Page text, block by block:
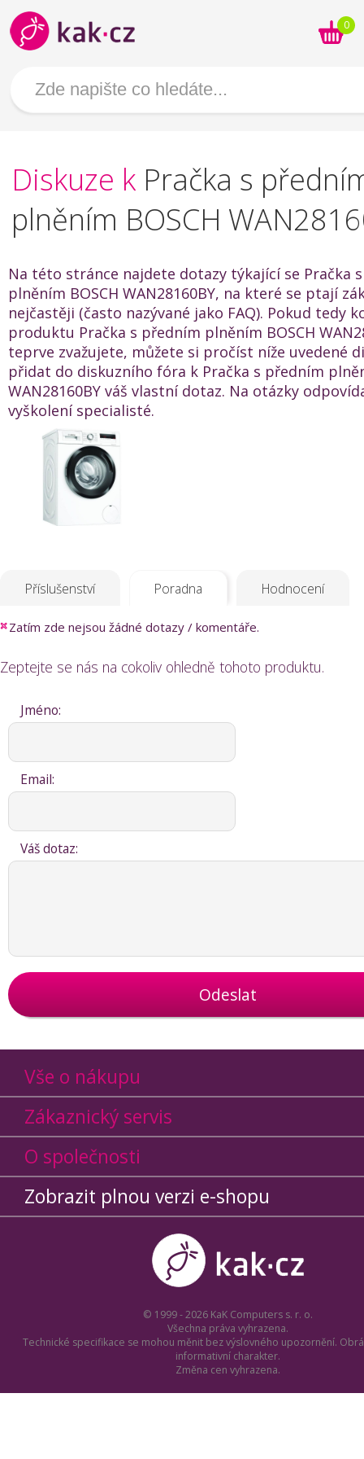
0
Diskuze k Pračka s
plněním BOSCH
Na této stránce najdete dotazy týkající se Pračka
plněním BOSCH WAN28160BY, na které se ptají
nejčastěji (často nazývané jako FAQ). Pokud tedy
produktu Pračka s předním plněním BOSCH
teprve zvažujete, můžete si pročíst níže uvedené
přidat do diskuzního fóra k Pračka s předním
WAN28160BY váš vlastní dotaz. Na otázky
vyškolení specialisté.
Příslušenství Poradna Hodnocení
Zatím zde nejsou žádné dotazy / komentáře.
Zeptejte se nás na cokoliv ohledně tohoto produktu.
Jméno:
Email:
Váš dotaz:
Odeslat
Vše o nákupu
Zákaznický servis
O společnosti
Zobrazit plnou verzi e-shopu
© 1999 - 2026 KaK Computers s. r. o.
Všechna práva vyhrazena.
Technické specifikace se mohou měnit bez výslovného upozornění.
informativní charakter.
Změna cen vyhrazena.